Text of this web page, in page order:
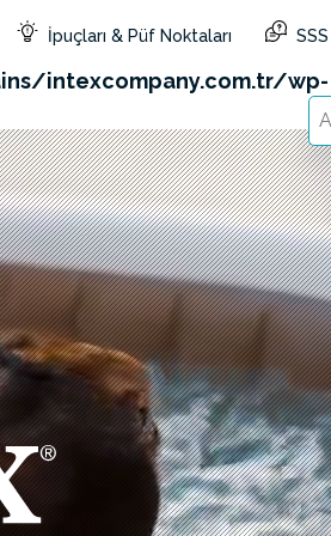
intexcompany.com.tr/wp-
İpuçları & Püf Noktaları SSS